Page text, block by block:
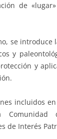
de
se introduce
y
y
incluidos
de Interés